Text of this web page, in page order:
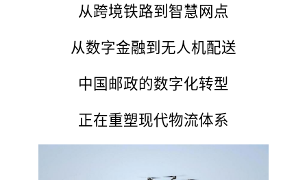
从跨境铁路到智慧网点
从数字金融到无人机配送
中国邮政的数字化转型
正在重塑现代物流体系